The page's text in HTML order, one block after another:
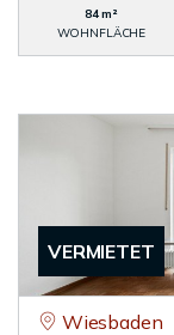
84 m²
WOHNFLÄCHE
VERMIETET
Wiesbaden